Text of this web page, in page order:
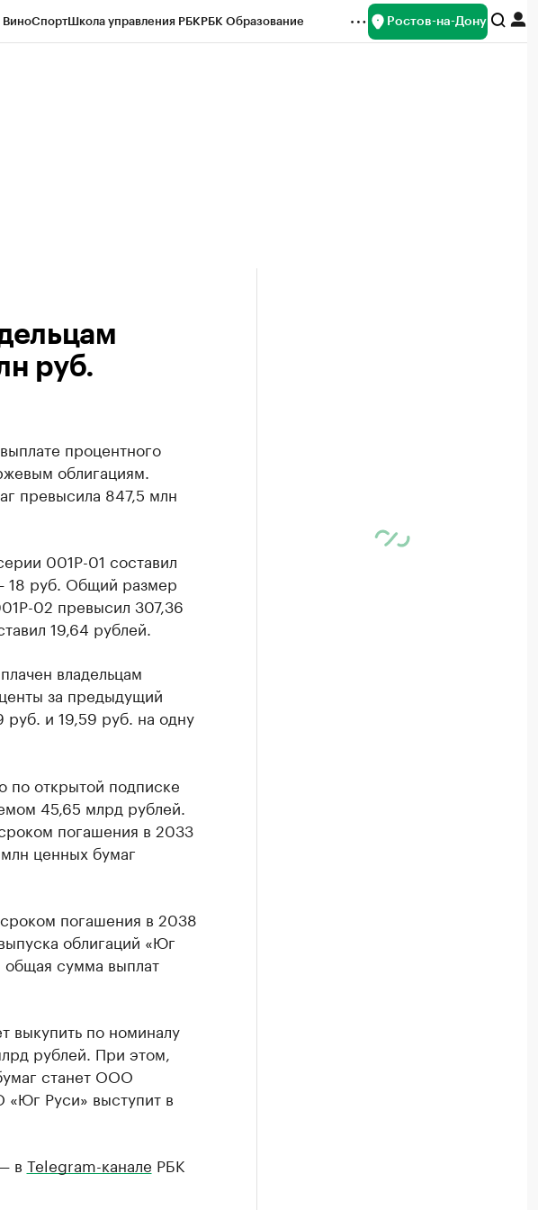
ВиноСпортШкола управления РБКРБК Образование Ростов-на-Дону
руб.
процентного
облигациям.
превысила 847,5 млн
001P-01 составил
18 руб. Общий размер
02 превысил 307,36
19,64 рублей.
владельцам
за предыдущий
руб. и 19,59 руб. на одну
открытой подписке
45,65 млрд рублей.
погашения в 2033
ценных бумаг
погашения в 2038
облигаций «Юг
общая сумма выплат
выкупить по номиналу
рублей. При этом,
станет ООО
Руси» выступит в
в Telegram-канале РБК